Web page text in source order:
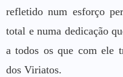
refletido num esforço
total e numa dedicação
a todos os que com ele
dos Viriatos.